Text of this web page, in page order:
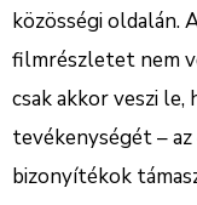
közösségi oldalán.
filmrészletet nem
csak akkor veszi le,
tevékenységét –
bizonyítékok